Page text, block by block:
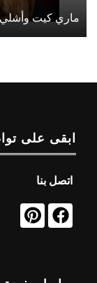
ماري كيت وأشلي
ابقى على
اتصل بنا